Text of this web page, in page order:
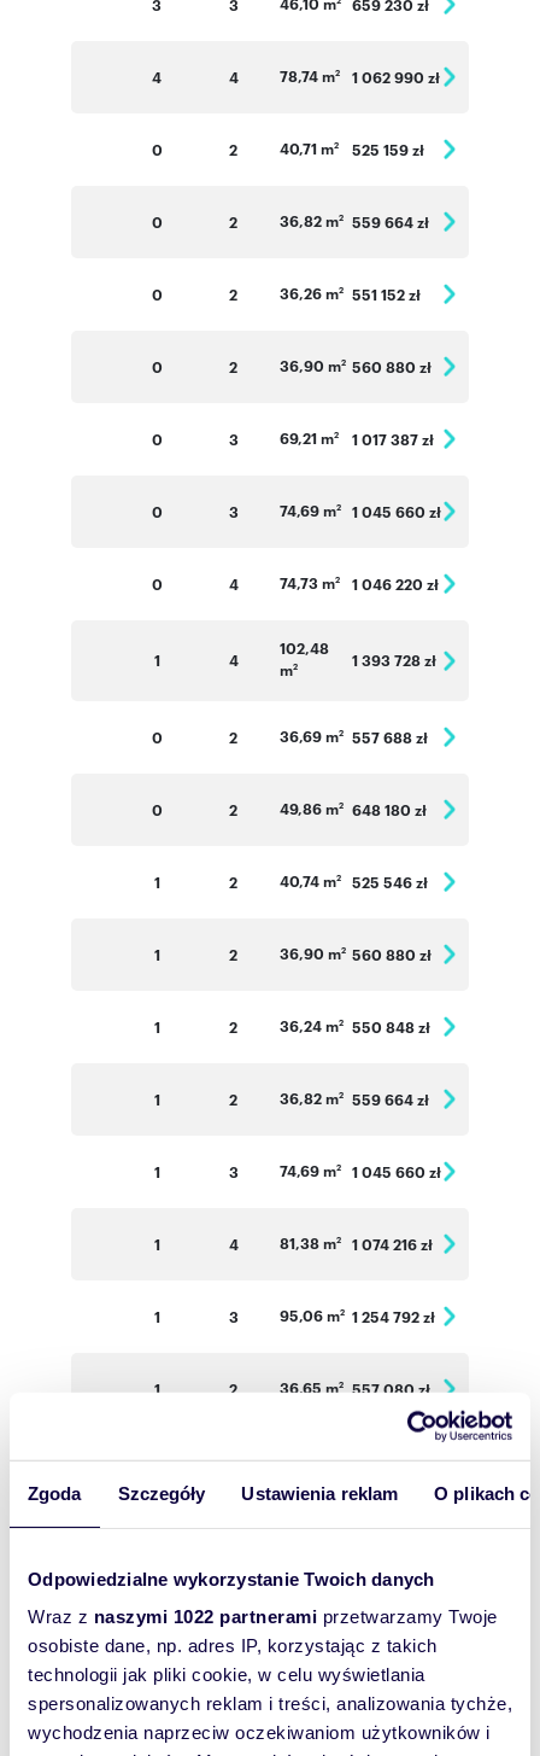
Zgoda Szczegóły Ustawienia reklam O plikach
Odpowiedzialne wykorzystanie Twoich danych
Wraz z naszymi 1022 partnerami przetwarzamy Twoje
osobiste dane, np. adres IP, korzystając z takich
technologii jak pliki cookie, w celu wyświetlania
spersonalizowanych reklam i treści, analizowania tychże,
wychodzenia naprzeciw oczekiwaniom użytkowników i
4 4 78,74 m2 1 062 990 zł
0 2 40,71 m2 525 159 zł
0 2 36,82 m2 559 664 zł
0 2 36,26 m2 551 152 zł
0 2 36,90 m2 560 880 zł
0 3 69,21 m2 1 017 387 zł
0 3 74,69 m2 1 045 660 zł
0 4 74,73 m2 1 046 220 zł
1 4
102,48
m2 1 393 728 zł
0 2 36,69 m2 557 688 zł
0 2 49,86 m2 648 180 zł
1 2 40,74 m2 525 546 zł
1 2 36,90 m2 560 880 zł
1 2 36,24 m2 550 848 zł
1 2 36,82 m2 559 664 zł
1 3 74,69 m2 1 045 660 zł
1 4 81,38 m2 1 074 216 zł
1 3 95,06 m2 1 254 792 zł
1 2 36,65 m2 557 080 zł
1 2 49,85 m 643 065 zł
2 2 34,47 m2 530 838 zł
2 2 34,52 m2 531 608 zł
935 620 zł